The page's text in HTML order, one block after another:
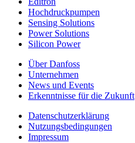
Hochdruckpumpen
Sensing Solutions
Power Solutions
Silicon Power
Über Danfoss
Unternehmen
News und Events
Erkenntnisse für die Zukunft
Datenschutzerklärung
Nutzungsbedingungen
Impressum